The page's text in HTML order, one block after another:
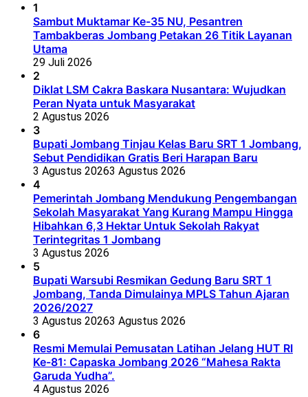
1
Sambut Muktamar Ke-35 NU, Pesantren
Tambakberas Jombang Petakan 26 Titik Layanan
Utama
29 Juli 2026
2
Diklat LSM Cakra Baskara Nusantara: Wujudkan
Peran Nyata untuk Masyarakat
2 Agustus 2026
3
Bupati Jombang Tinjau Kelas Baru SRT 1 Jombang,
Sebut Pendidikan Gratis Beri Harapan Baru
3 Agustus 20263 Agustus 2026
4
Pemerintah Jombang Mendukung Pengembangan
Sekolah Masyarakat Yang Kurang Mampu Hingga
Hibahkan 6,3 Hektar Untuk Sekolah Rakyat
Terintegritas 1 Jombang
3 Agustus 2026
5
Bupati Warsubi Resmikan Gedung Baru SRT 1
Jombang, Tanda Dimulainya MPLS Tahun Ajaran
2026/2027
3 Agustus 20263 Agustus 2026
6
Resmi Memulai Pemusatan Latihan Jelang HUT RI
Ke-81: Capaska Jombang 2026 “Mahesa Rakta
Garuda Yudha”.
4 Agustus 2026